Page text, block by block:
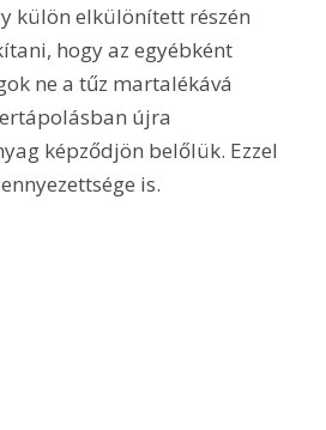
külön elkülönített részén
hogy az egyébként
ne a tűz martalékává
újra
képződjön belőlük. Ezzel
is.